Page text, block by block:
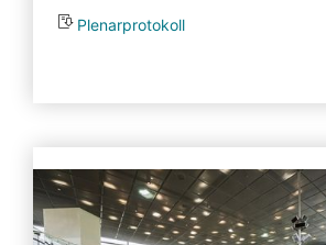
Plenarprotokoll